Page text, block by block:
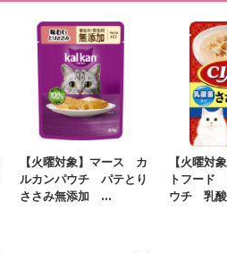
【火曜対象】マース カ
ルカンパウチ パテとり
ささみ無添加 ...
【火曜対
トフー
ウチ 乳酸